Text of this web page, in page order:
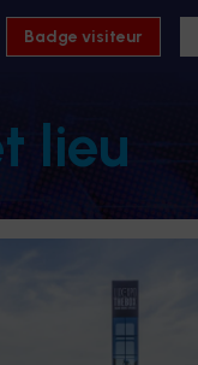
Badge visiteur
lieu